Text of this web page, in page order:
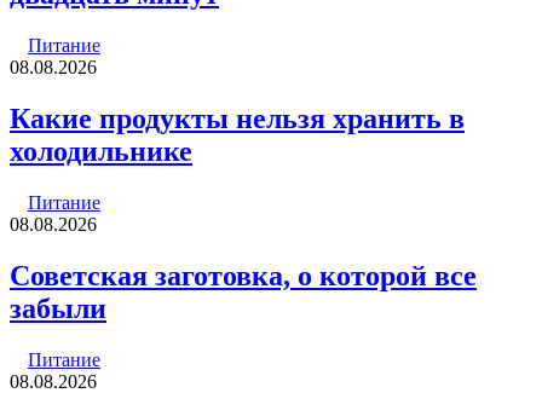
Питание
08.08.2026
Какие продукты нельзя хранить в
холодильнике
Питание
08.08.2026
Советская заготовка, о которой все
забыли
Питание
08.08.2026